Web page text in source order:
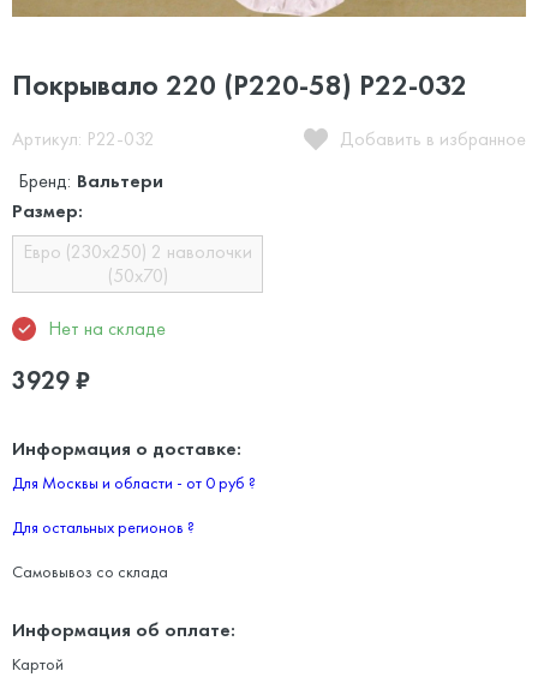
Покрывало 220 (P220-58) P22-032
Артикул: P22-032
Добавить в избранное
Бренд: Вальтери
Размер:
Евро (230х250) 2 наволочки
(50х70)
Нет на складе
3929₽
Информация о доставке:
Для Москвы и области - от 0 руб ?
Для остальных регионов ?
Самовывоз со склада
Информация об оплате:
Картой